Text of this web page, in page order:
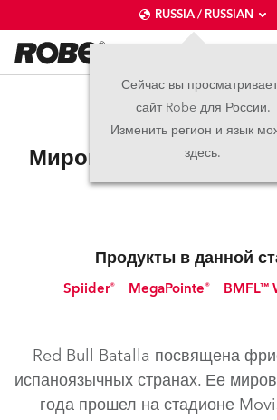
RUSSIA / RUSSIAN
Сейчас вы
сайт Robe для России.
Изменить регион и язык
здесь.
29.02.2024
Мировой финал Red
Продукты в данной
Spiider® MegaPointe® BMFL™
Red Bull Batalla посвящена
испаноязычных странах. Ее
года прошел на стадионе